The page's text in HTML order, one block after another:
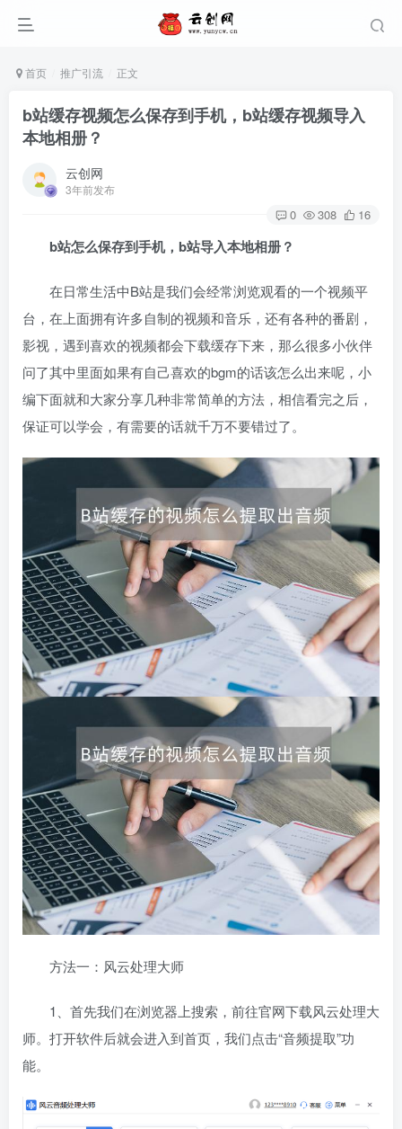
首页 推广引流 正文
b站缓存视频怎么保存到手机，b站缓存视频导入
本地相册？
云创网
3年前发布
0 308 16
b站怎么保存到手机，b站导入本地相册？
在日常生活中B站是我们会经常浏览观看的一个视频平
台，在上面拥有许多自制的视频和音乐，还有各种的番剧，
影视，遇到喜欢的视频都会下载缓存下来，那么很多小伙伴
问了其中里面如果有自己喜欢的bgm的话该怎么出来呢，小
编下面就和大家分享几种非常简单的方法，相信看完之后，
保证可以学会，有需要的话就千万不要错过了。
方法一：风云处理大师
1、首先我们在浏览器上搜索，前往官网下载风云处理大
师。打开软件后就会进入到首页，我们点击“音频提取”功
能。